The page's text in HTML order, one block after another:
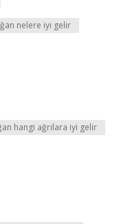
nelere iyi gelir
hangi ağrılara iyi gelir